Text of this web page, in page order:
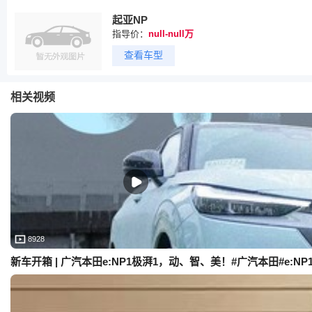
起亚NP
指导价： null-null万
查看车型
相关视频
8928
新车开箱 | 广汽本田e:NP1极湃1，动、智、美！#广汽本田